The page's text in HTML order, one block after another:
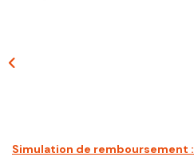
Simulation de remboursement :